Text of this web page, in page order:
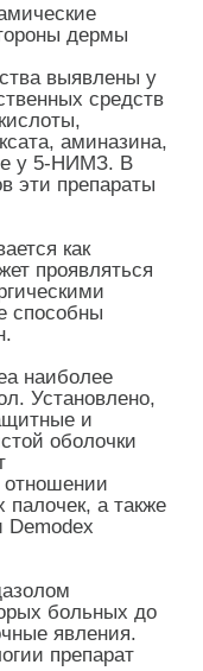
дермы
выявлены у
средств
аминазина,
у 5-НИМЗ. В
эти препараты
как
проявляться
способны
наиболее
Установлено,
и
оболочки
отношении
палочек, а также
Demodex
больных до
явления.
препарат